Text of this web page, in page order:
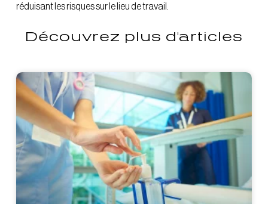
réduisant les risques sur le lieu de travail.
Découvrez plus d'articles